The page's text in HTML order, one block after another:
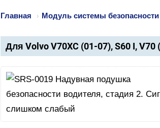
Главная › Модуль системы
Для Volvo V70XC (01-07), S60 I, V70